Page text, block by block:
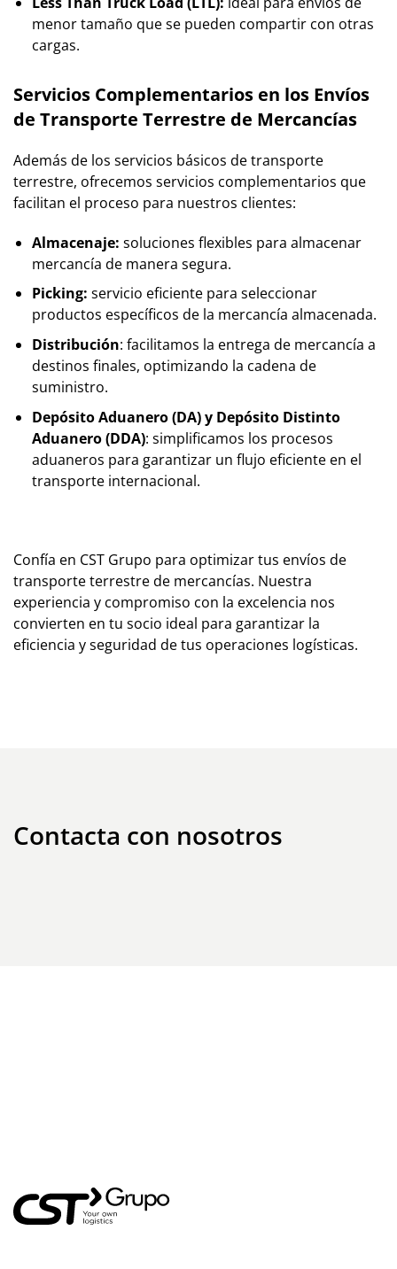
menor tamaño que se pueden compartir con otras
cargas.
Servicios Complementarios en los Envíos
de Transporte Terrestre de Mercancías
Además de los servicios básicos de transporte
terrestre, ofrecemos servicios complementarios que
facilitan el proceso para nuestros clientes:
Almacenaje: soluciones flexibles para almacenar
mercancía de manera segura.
Picking: servicio eficiente para seleccionar
productos específicos de la mercancía almacenada.
Distribución: facilitamos la entrega de mercancía a
destinos finales, optimizando la cadena de
suministro.
Depósito Aduanero (DA) y Depósito Distinto
Aduanero (DDA): simplificamos los procesos
aduaneros para garantizar un flujo eficiente en el
transporte internacional.
Confía en CST Grupo para optimizar tus envíos de
transporte terrestre de mercancías. Nuestra
experiencia y compromiso con la excelencia nos
convierten en tu socio ideal para garantizar la
eficiencia y seguridad de tus operaciones logísticas.
Contacta con nosotros